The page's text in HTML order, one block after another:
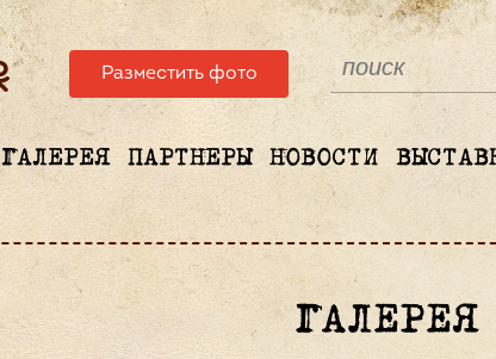
Разместить фото
ГАЛЕРЕЯ ПАРТНЕРЫ НОВОСТИ
ГАЛЕРЕЯ